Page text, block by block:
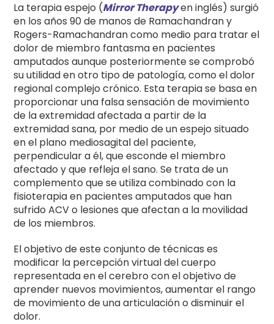
La terapia espejo (Mirror Therapyen inglés) surgió
en los años 90 de manos de Ramachandran y
Rogers-Ramachandran como medio para tratar el
dolor de miembro fantasma en pacientes
amputados aunque posteriormente se comprobó
su utilidad en otro tipo de patología, como el dolor
regional complejo crónico. Esta terapia se basa en
proporcionar una falsa sensación de movimiento
de la extremidad afectada a partir de la
extremidad sana, por medio de un espejo situado
en el plano mediosagital del paciente,
perpendicular a él, que esconde el miembro
afectado y que refleja el sano. Se trata de un
complemento que se utiliza combinado con la
fisioterapia en pacientes amputados que han
sufrido ACV o lesiones que afectan a la movilidad
de los miembros.
El objetivo de este conjunto de técnicas es
modificar la percepción virtual del cuerpo
representada en el cerebro con el objetivo de
aprender nuevos movimientos, aumentar el rango
de movimiento de una articulación o disminuir el
dolor.